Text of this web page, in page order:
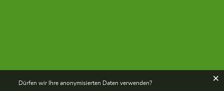
Dürfen wir Ihre anonymisierten Daten verwenden? ×